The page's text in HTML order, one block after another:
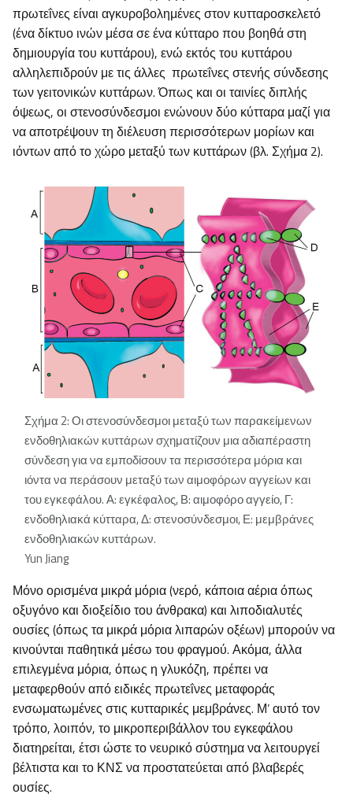
πρωτεΐνες είναι αγκυροβολημένες στον κυτταροσκελετό
(ένα δίκτυο ινών μέσα σε ένα κύτταρο που βοηθά στη
δημιουργία του κυττάρου), ενώ εκτός του κυττάρου
αλληλεπιδρούν με τις άλλες πρωτεΐνες στενής σύνδεσης
των γειτονικών κυττάρων. Όπως και οι ταινίες διπλής
όψεως, οι στενοσύνδεσμοι ενώνουν δύο κύτταρα μαζί για
να αποτρέψουν τη διέλευση περισσότερων μορίων και
ιόντων από το χώρο μεταξύ των κυττάρων (βλ. Σχήμα 2).
Σχήμα 2: Οι στενοσύνδεσμοι μεταξύ των παρακείμενων
ενδοθηλιακών κυττάρων σχηματίζουν μια αδιαπέραστη
σύνδεση για να εμποδίσουν τα περισσότερα μόρια και
ιόντα να περάσουν μεταξύ των αιμοφόρων αγγείων και
του εγκεφάλου. Α: εγκέφαλος, Β: αιμοφόρο αγγείο, Γ:
ενδοθηλιακά κύτταρα, Δ: στενοσύνδεσμοι, Ε: μεμβράνες
ενδοθηλιακών κυττάρων.
Yun Jiang
Μόνο ορισμένα μικρά μόρια (νερό, κάποια αέρια όπως
οξυγόνο και διοξείδιο του άνθρακα) και λιποδιαλυτές
ουσίες (όπως τα μικρά μόρια λιπαρών οξέων) μπορούν να
κινούνται παθητικά μέσω του φραγμού. Ακόμα, άλλα
επιλεγμένα μόρια, όπως η γλυκόζη, πρέπει να
μεταφερθούν από ειδικές πρωτεΐνες μεταφοράς
ενσωματωμένες στις κυτταρικές μεμβράνες. Μ’ αυτό τον
τρόπο, λοιπόν, το μικροπεριβάλλον του εγκεφάλου
διατηρείται, έτσι ώστε το νευρικό σύστημα να λειτουργεί
βέλτιστα και το ΚΝΣ να προστατεύεται από βλαβερές
ουσίες.